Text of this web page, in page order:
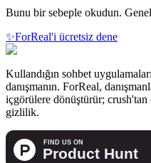
Bunu bir sebeple okudun.
✨ForReal'i ücretsiz dene
Kullandığın sohbet
danışmanın. ForReal,
içgörülere dönüştürür; crush'tan
gizlilik.